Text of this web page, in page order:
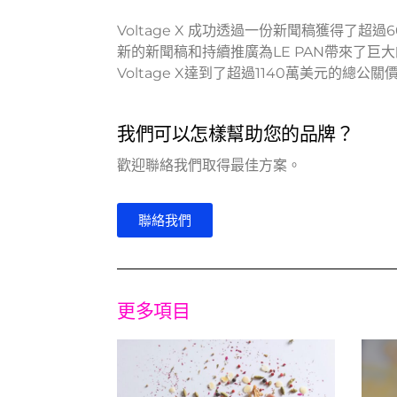
Voltage X 成功透過一份新聞稿獲得了超過
新的新聞稿和持續推廣為LE PAN帶來了巨
Voltage X達到了超過1140萬美元的總公關
我們可以怎樣幫助您的品牌？
歡迎聯絡我們取得最佳方案。
聯絡我們
更多項目